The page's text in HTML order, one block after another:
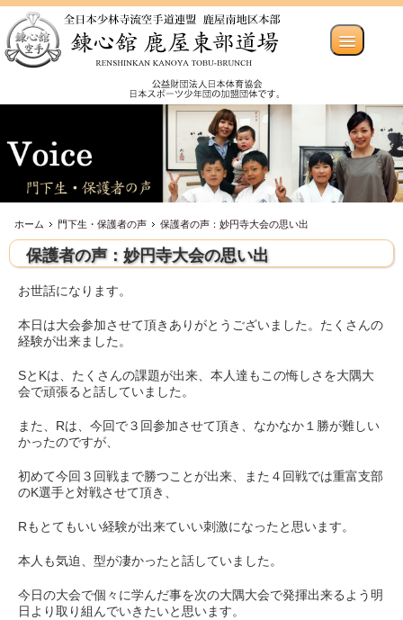
ホーム 門下生・保護者の声 保護者の声：妙円寺大会の思い出
保護者の声：妙円寺大会の思い出
お世話になります。
本日は大会参加させて頂きありがとうございました。たくさんの
経験が出来ました。
SとKは、たくさんの課題が出来、本人達もこの悔しさを大隅大
会で頑張ると話していました。
また、Rは、今回で３回参加させて頂き、なかなか１勝が難しい
かったのですが、
初めて今回３回戦まで勝つことが出来、また４回戦では重富支部
のK選手と対戦させて頂き、
Rもとてもいい経験が出来ていい刺激になったと思います。
本人も気迫、型が凄かったと話していました。
今日の大会で個々に学んだ事を次の大隅大会で発揮出来るよう明
日より取り組んでいきたいと思います。